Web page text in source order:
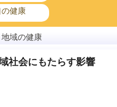
健康
地域の健康
社会にもたらす影響